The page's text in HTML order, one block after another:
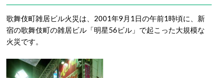
歌舞伎町雑居ビル火災は、2001年9月1日の午前1時頃に、新
宿の歌舞伎町の雑居ビル「明星56ビル」で起こった大規模な
火災です。